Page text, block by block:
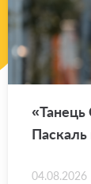
«Та­нець
Па­скаль
04.08.2026